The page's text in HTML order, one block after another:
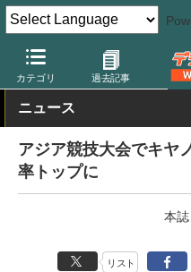
カテゴリ 過去記事
デジカメ Watch 業界動向
ニュース
アジア競技大会でキヤ
率トップに
本
リスト